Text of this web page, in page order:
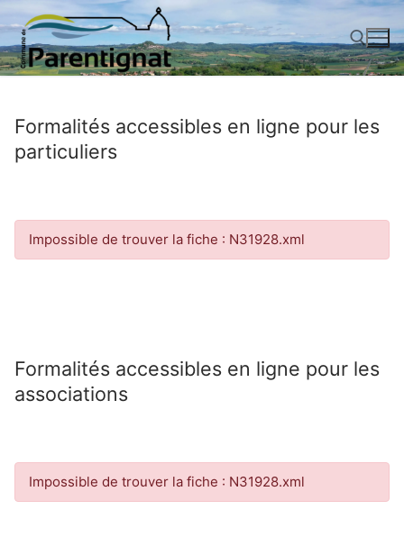
Aller
contenu
Formalités accessibles en ligne pour les
particuliers
Impossible de trouver la fiche : N31928.xml
Formalités accessibles en ligne pour les
associations
Impossible de trouver la fiche : N31928.xml